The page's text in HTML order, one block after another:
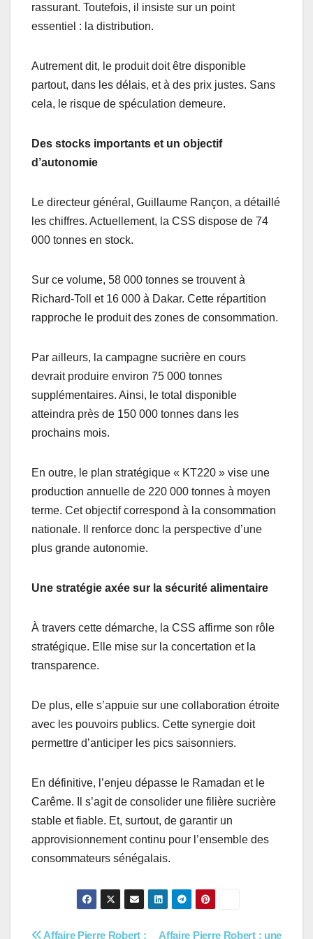
rassurant. Toutefois, il insiste sur un point
essentiel : la distribution.
Autrement dit, le produit doit être disponible
partout, dans les délais, et à des prix justes. Sans
cela, le risque de spéculation demeure.
Des stocks importants et un objectif
d’autonomie
Le directeur général, Guillaume Rançon, a détaillé
les chiffres. Actuellement, la CSS dispose de 74
000 tonnes en stock.
Sur ce volume, 58 000 tonnes se trouvent à
Richard-Toll et 16 000 à Dakar. Cette répartition
rapproche le produit des zones de consommation.
Par ailleurs, la campagne sucrière en cours
devrait produire environ 75 000 tonnes
supplémentaires. Ainsi, le total disponible
atteindra près de 150 000 tonnes dans les
prochains mois.
En outre, le plan stratégique « KT220 » vise une
production annuelle de 220 000 tonnes à moyen
terme. Cet objectif correspond à la consommation
nationale. Il renforce donc la perspective d’une
plus grande autonomie.
Une stratégie axée sur la sécurité alimentaire
À travers cette démarche, la CSS affirme son rôle
stratégique. Elle mise sur la concertation et la
transparence.
De plus, elle s’appuie sur une collaboration étroite
avec les pouvoirs publics. Cette synergie doit
permettre d’anticiper les pics saisonniers.
En définitive, l’enjeu dépasse le Ramadan et le
Carême. Il s’agit de consolider une filière sucrière
stable et fiable. Et, surtout, de garantir un
approvisionnement continu pour l’ensemble des
consommateurs sénégalais.
Affaire Pierre Robert : une
Affaire Pierre Robert :